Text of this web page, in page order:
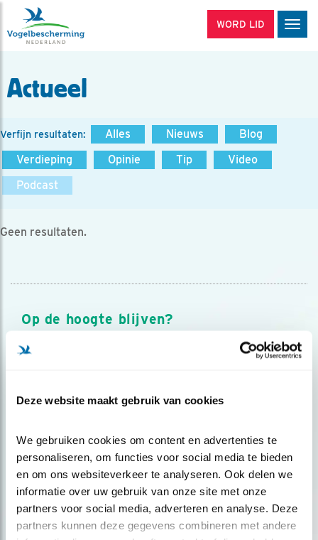
Deze website maakt gebruik van cookies
We gebruiken cookies om content en advertenties te
personaliseren, om functies voor social media te bieden
en om ons websiteverkeer te analyseren. Ook delen we
informatie over uw gebruik van onze site met onze
partners voor social media, adverteren en analyse. Deze
partners kunnen deze gegevens combineren met andere
WORD LID
Actueel
Verfijn resultaten: Alles Nieuws
Blog
Verdieping
Opinie Tip
Video
Podcast
Geen resultaten.
Op de hoogte blijven?
Meld je aan en ontvang nieuws, inspiratie, acties en tips
over vogels en activiteiten van Vogelbescherming.